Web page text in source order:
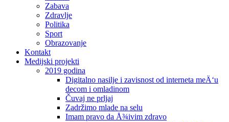
Zabava
Zdravlje
Politika
Sport
Obrazovanje
Kontakt
Medijski projekti
2019 godina
Digitalno nasilje i zavisnost od interneta meÄ‘u
decom i omladinom
Čuvaj ne prljaj
Zadržimo mlade na selu
Imam pravo da Å¾ivim zdravo